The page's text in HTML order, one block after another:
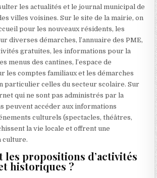
les actualités et le journal municipal de
villes voisines. Sur le site de la mairie, on
pour les nouveaux résidents, les
diverses démarches, l’annuaire des PME,
gratuites, les informations pour la
menus des cantines, l’espace de
les comptes familiaux et les démarches
particulier celles du secteur scolaire. Sur
qui ne sont pas administrés par la
peuvent accéder aux informations
culturels (spectacles, théâtres,
la vie locale et offrent une
culture.
les propositions d’activités
historiques ?